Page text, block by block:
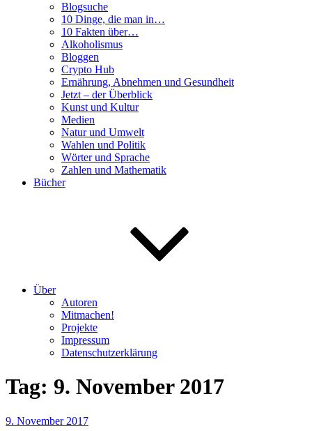
Blogsuche
10 Dinge, die man in…
10 Fakten über…
Alkoholismus
Bloggen
Crypto Hub
Ernährung, Abnehmen und Gesundheit
Jetzt – der Überblick
Kunst und Kultur
Medien
Natur und Umwelt
Wahlen und Politik
Wörter und Sprache
Zahlen und Mathematik
Bücher
Über
Autoren
Mitmachen!
Projekte
Impressum
Datenschutzerklärung
Tag: 9. November 2017
Veröffentlicht
9. November 2017